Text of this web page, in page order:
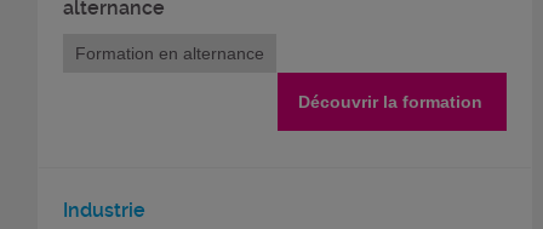
alternance
Formation en alternance
Découvrir la formation
Industrie